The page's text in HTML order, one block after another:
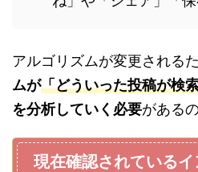
アルゴリズムが変更されるた
ムが「どういった投稿が検
を分析していく必要がある
現在確認されている